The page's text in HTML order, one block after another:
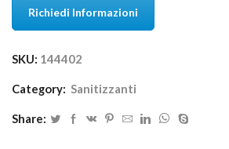
Richiedi Informazioni
SKU: 144402
Category: Sanitizzanti
Share: